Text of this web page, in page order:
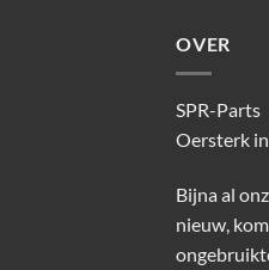
OVER
SPR-Parts
Oersterk
Bijna al
nieuw,